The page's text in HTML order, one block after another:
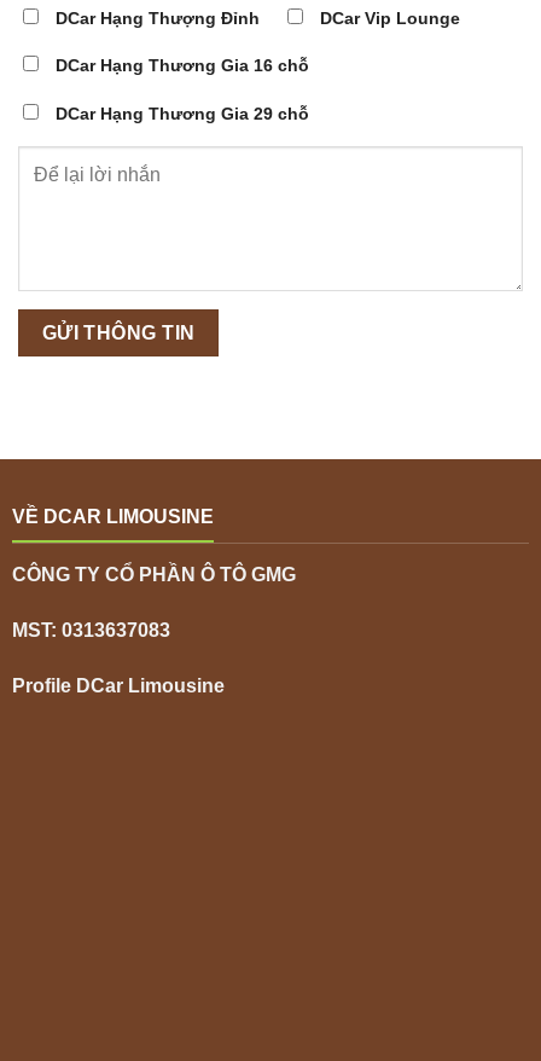
DCar Hạng Thượng Đỉnh DCar Vip Lounge
DCar Hạng Thương Gia 16 chỗ
DCar Hạng Thương Gia 29 chỗ
VỀ DCAR LIMOUSINE
CÔNG TY CỔ PHẦN Ô TÔ GMG
MST: 0313637083
Profile DCar Limousine